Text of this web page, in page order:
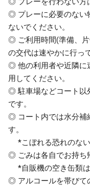
◎ プレーに必要のない
ないでください。
◎ ご利用時間(準備、
の交代は速やかに行っ
◎ 他の利用者や近隣に
用してください。
◎ 駐車場などコート以
です。
◎ コート内では水分補
す。
*こぼれる恐れのな
◎ ごみは各自でお持ち
*自販機の空き缶類は
◎ アルコールを帯びて